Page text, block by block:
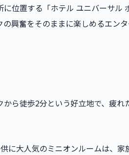
位置する「ホテル ユニバーサル
興奮をそのままに楽しめるエン
から徒歩2分という好立地で、疲
に大人気のミニオンルームは、